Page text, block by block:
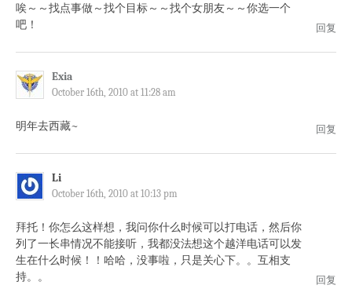
唉～～找点事做～找个目标～～找个女朋友～～你选一个
吧！
回复
Exia
October 16th, 2010 at 11:28 am
明年去西藏~ 回复
Li
October 16th, 2010 at 10:13 pm
拜托！你怎么这样想，我问你什么时候可以打电话，然后你
列了一长串情况不能接听，我都没法想这个越洋电话可以发
生在什么时候！！哈哈，没事啦，只是关心下。。互相支
持。。
回复